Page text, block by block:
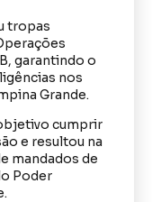
tropas
garantindo o
nos
Grande.
cumprir
e resultou na
mandados de
Poder